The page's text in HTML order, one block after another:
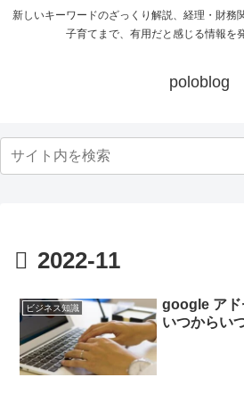
新しいキーワードのざっくり解説、経理・財務
子育てまで、有用だと感じる情報を
poloblog
2022-11
ビジネス知識
google アド
いつからい